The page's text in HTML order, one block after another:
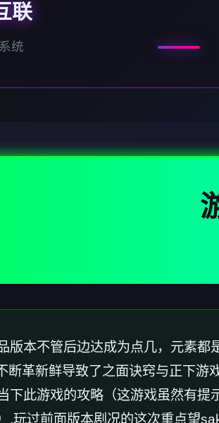
联
统
版本不管后边达成为点几，元素
断革新鲜导致了之面诀窍与正下游
下此游戏的攻略（这游戏虽然有
,玩过前面版本剧况的这次重点望